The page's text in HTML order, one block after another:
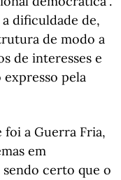
dificuldade de,
de modo a
de interesses e
pela
a Guerra Fria,
em
certo que o